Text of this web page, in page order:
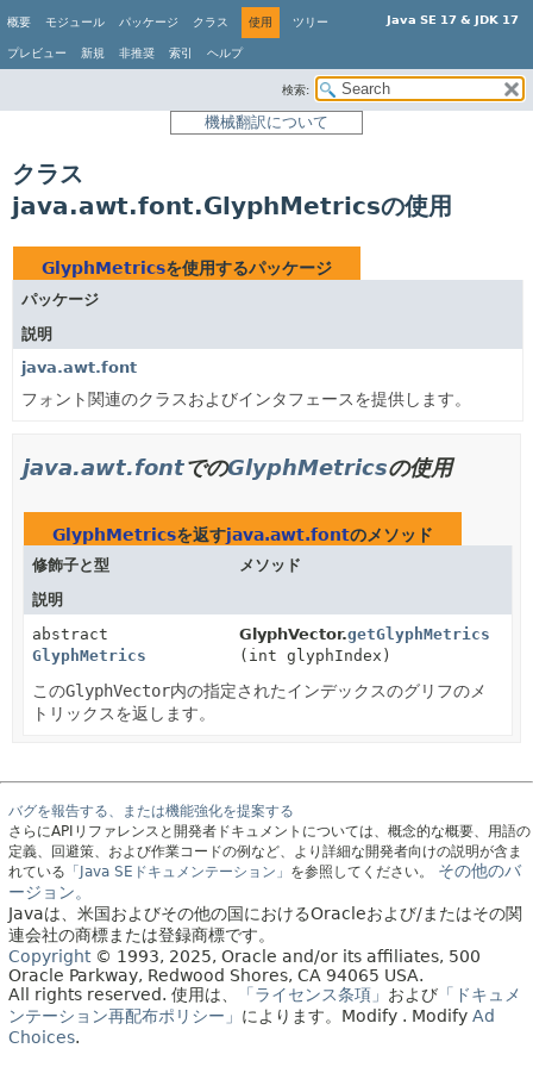
Java SE 17 & JDK 17
概要 モジュール パッケージ クラス 使用 ツリー
プレビュー 新規 非推奨 索引 ヘルプ
検索:
機械翻訳について
クラス
java.awt.font.GlyphMetricsの使用
GlyphMetricsを使用するパッケージ
パッケージ
説明
java.awt.font
フォント関連のクラスおよびインタフェースを提供します。
java.awt.fontでのGlyphMetricsの使用
GlyphMetricsを返すjava.awt.fontのメソッド
修飾子と型
メソッド
説明
abstract
GlyphMetrics
GlyphVector.getGlyphMetrics
(int glyphIndex)
このGlyphVector内の指定されたインデックスのグリフのメ
トリックスを返します。
バグを報告する、または機能強化を提案する
さらにAPIリファレンスと開発者ドキュメントについては、概念的な概要、用語の
定義、回避策、および作業コードの例など、より詳細な開発者向けの説明が含ま
れている 「Java SEドキュメンテーション」 を参照してください。
その他のバ
ージョン。
Javaは、米国およびその他の国におけるOracleおよび/またはその関
連会社の商標または登録商標です。
Copyright© 1993, 2025, Oracle and/or its affiliates, 500
Oracle Parkway, Redwood Shores, CA 94065 USA.
All rights reserved. 使用は、 「ライセンス条項」 および 「ドキュメ
ンテーション再配布ポリシー」 によります。 Modify . Modify Ad
Choices.